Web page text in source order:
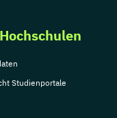
Studienportale